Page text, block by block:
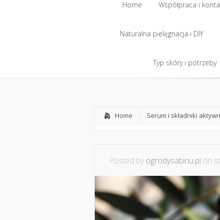
Home
Home
Współpraca i
Współpraca i
Naturalna pielęgnacja i DIY
Naturalna pielęgnacja i DIY
Typ skóry i potrzeby
Home Serum i składniki
Posted by ogrodysabinu.pl on